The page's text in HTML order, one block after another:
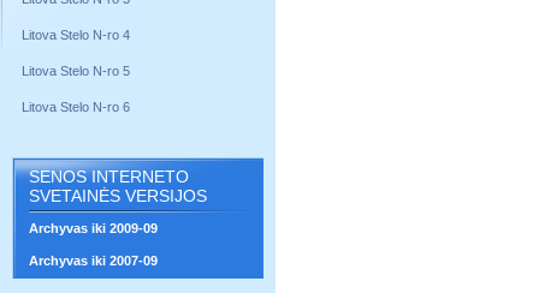
Litova Stelo N-ro 4
Litova Stelo N-ro 5
Litova Stelo N-ro 6
SENOS INTERNETO
SVETAINĖS VERSIJOS
Archyvas iki 2009-09
Archyvas iki 2007-09